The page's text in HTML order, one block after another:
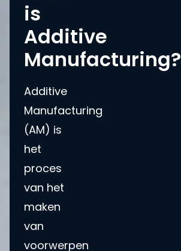
is
Additive
Manufacturing?
Additive
Manufacturing
(AM) is
het
proces
van het
maken
van
voorwerpen